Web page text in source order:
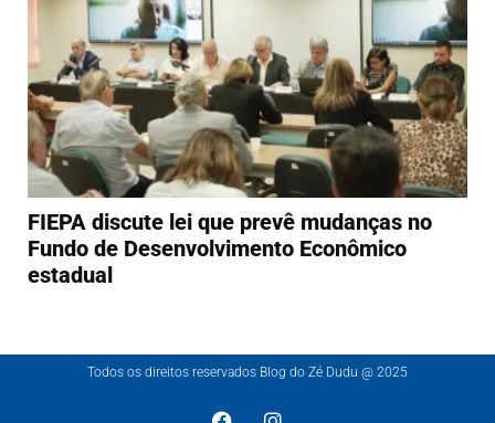
FIEPA discute lei que prevê mudanças no
Fundo de Desenvolvimento Econômico
estadual
Todos os direitos reservados Blog do Zé Dudu @ 2025